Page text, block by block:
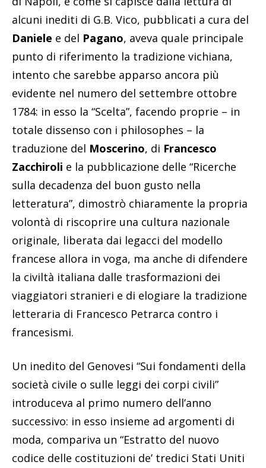
alcuni inediti di G.B. Vico, pubblicati a cura del
Daniele e del Pagano, aveva quale principale
punto di riferimento la tradizione vichiana,
intento che sarebbe apparso ancora più
evidente nel numero del settembre ottobre
1784: in esso la “Scelta”, facendo proprie – in
totale dissenso con i philosophes – la
traduzione del Moscerino, di Francesco
Zacchiroli e la pubblicazione delle “Ricerche
sulla decadenza del buon gusto nella
letteratura”, dimostrò chiaramente la propria
volontà di riscoprire una cultura nazionale
originale, liberata dai legacci del modello
francese allora in voga, ma anche di difendere
la civiltà italiana dalle trasformazioni dei
viaggiatori stranieri e di elogiare la tradizione
letteraria di Francesco Petrarca contro i
francesismi.
Un inedito del Genovesi “Sui fondamenti della
società civile o sulle leggi dei corpi civili”
introduceva al primo numero dell’anno
successivo: in esso insieme ad argomenti di
moda, compariva un “Estratto del nuovo
codice delle costituzioni de’ tredici Stati Uniti